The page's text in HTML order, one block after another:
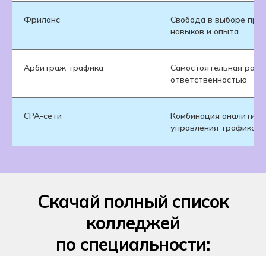
Фриланс
Свобода в выборе
навыков и опыта
Арбитраж трафика
Самостоятельная
ответственностью
CPA-сети
Комбинация
управления трафиком
Скачай полный список
колледжей
по специальности: